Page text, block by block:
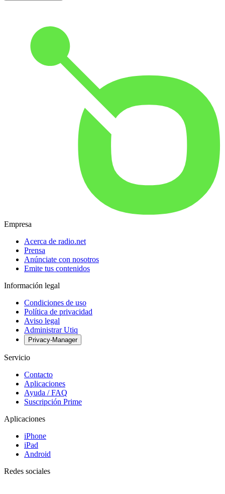
Empresa
Acerca de radio.net
Prensa
Anúnciate con nosotros
Emite tus contenidos
Información legal
Condiciones de uso
Política de privacidad
Aviso legal
Administrar Utiq
Privacy-Manager
Servicio
Contacto
Aplicaciones
Ayuda / FAQ
Suscripción Prime
Aplicaciones
iPhone
iPad
Android
Redes sociales